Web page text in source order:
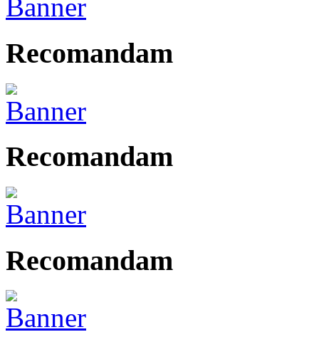
Recomandam
Recomandam
Recomandam